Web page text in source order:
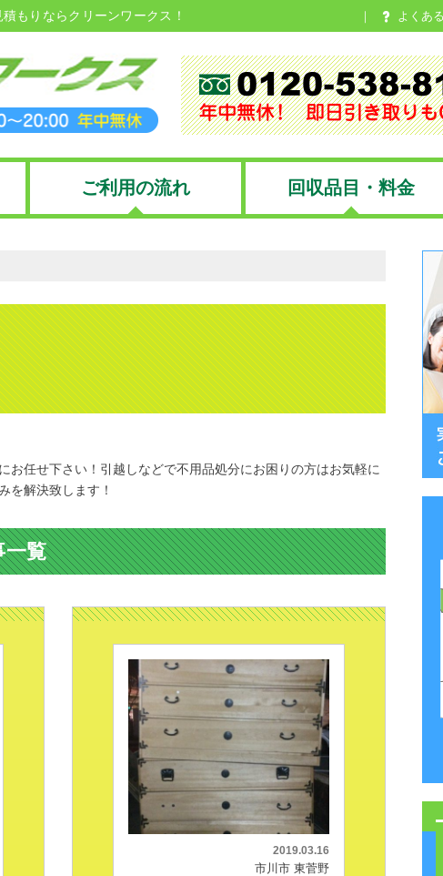
もりならクリーンワークス！ よくあ
ご利用の流れ 回収品目・料金
お任せ下さい！引越しなどで不用品処分にお困りの方はお気軽に
を解決致します！
一覧
2019.03.16
市川市 東菅野